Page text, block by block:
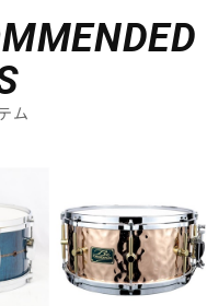
ム